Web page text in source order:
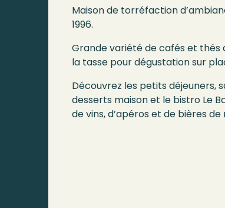
Maison de torréfaction
1996.
Grande variété de cafés et thés
la tasse pour dégustation sur
Découvrez les petits déjeuners,
desserts maison et le bistro Le
de vins, d’apéros et de bières